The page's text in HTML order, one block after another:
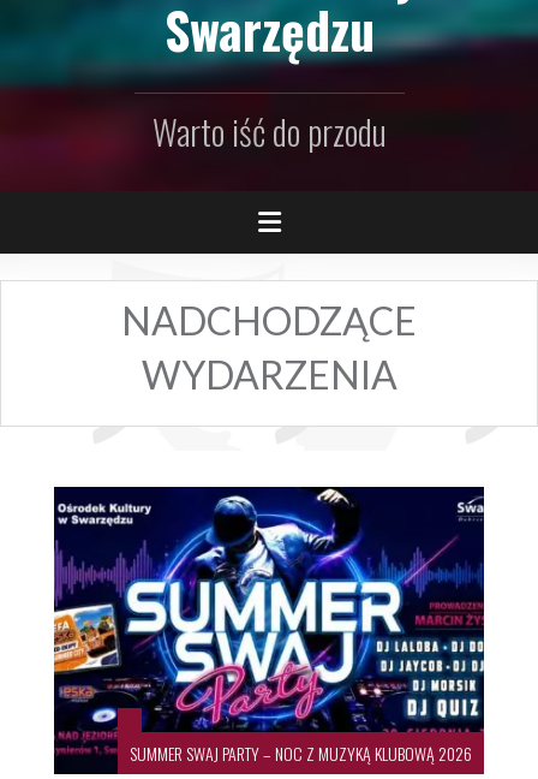
Swarzędzu
Warto iść do przodu
NADCHODZĄCE
WYDARZENIA
SUMMER SWAJ PARTY – NOC Z MUZYKĄ KLUBOWĄ 2026